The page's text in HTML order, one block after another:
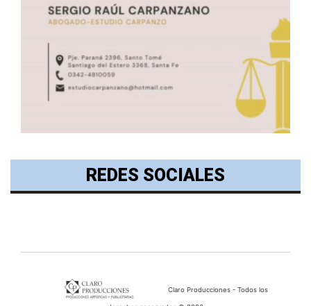
REDES SOCIALES
Claro Producciones - Todos los